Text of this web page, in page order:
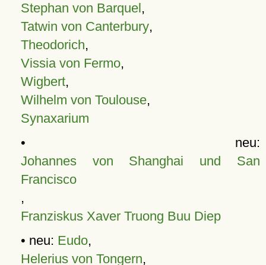
Stephan von Barquel,
Tatwin von Canterbury,
Theodorich,
Vissia von Fermo,
Wigbert,
Wilhelm von Toulouse,
Synaxarium
• neu:
Johannes von Shanghai und San
Francisco
,
Franziskus Xaver Truong Buu Diep
• neu: Eudo,
Helerius von Tongern,